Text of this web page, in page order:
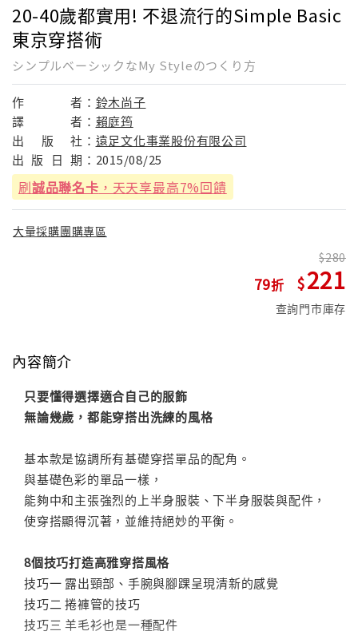
20-40歲都實用! 不退流行的Simple Basic
東京穿搭術
シンプルベーシックなMy Styleのつくり方
作 者： 鈴木尚子
譯
者： 賴庭筠
出
版 社： 遠足文化事業股份有限公司
出 版 日 期： 2015/08/25
刷誠品聯名卡 ，天天享最高7%回饋
大量採購團購專區
79
280
221
查詢門市庫存
內容簡介
只要懂得選擇適合自己的服飾
無論幾歲，都能穿搭出洗練的風格
基本款是協調所有基礎穿搭單品的配角。
與基礎色彩的單品一樣，
能夠中和主張強烈的上半身服裝、下半身服裝與配件，
使穿搭顯得沉著，並維持絕妙的平衡。
8個技巧打造高雅穿搭風格
技巧一 露出頸部、手腕與腳踝呈現清新的感覺
技巧二 捲褲管的技巧
技巧三 羊毛衫也是一種配件